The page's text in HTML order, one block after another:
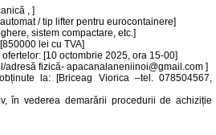
, ]
/ tip lifter pentru eurocontainere]
sistem compactare, etc.]
lei cu TVA]
[10 octombrie 2025, ora 15-00]
adresă fizică- apacanalaneniinoi@gmail.com ]
la: [Briceag Viorica –tel. 078504567,
în vederea demarării procedurii de achiziție